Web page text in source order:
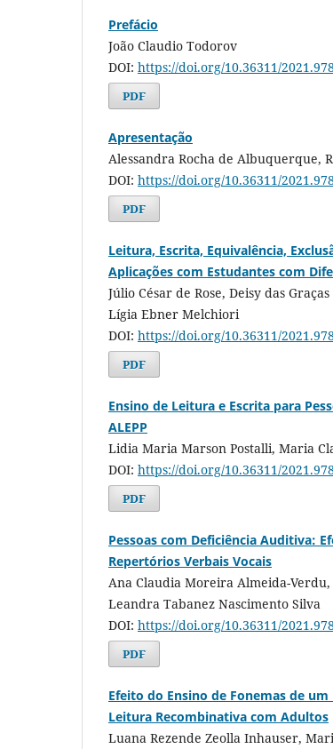
Prefácio
João Claudio Todorov
DOI: https://doi.org/10.36311/
PDF
Apresentação
Alessandra Rocha de Albuquerque,
DOI: https://doi.org/10.36311/
PDF
Leitura, Escrita, Equivalência,
Aplicações com Estudantes com
Júlio César de Rose, Deisy das
Lígia Ebner Melchiori
DOI: https://doi.org/10.36311/
PDF
Ensino de Leitura e Escrita para
ALEPP
Lidia Maria Marson Postalli, Maria
DOI: https://doi.org/10.36311/
PDF
Pessoas com Deficiência Auditiva:
Repertórios Verbais Vocais
Ana Claudia Moreira Almeida-
Leandra Tabanez Nascimento Silva
DOI: https://doi.org/10.36311/
PDF
Efeito do Ensino de Fonemas de
Leitura Recombinativa com Adultos
Luana Rezende Zeolla Inhauser,